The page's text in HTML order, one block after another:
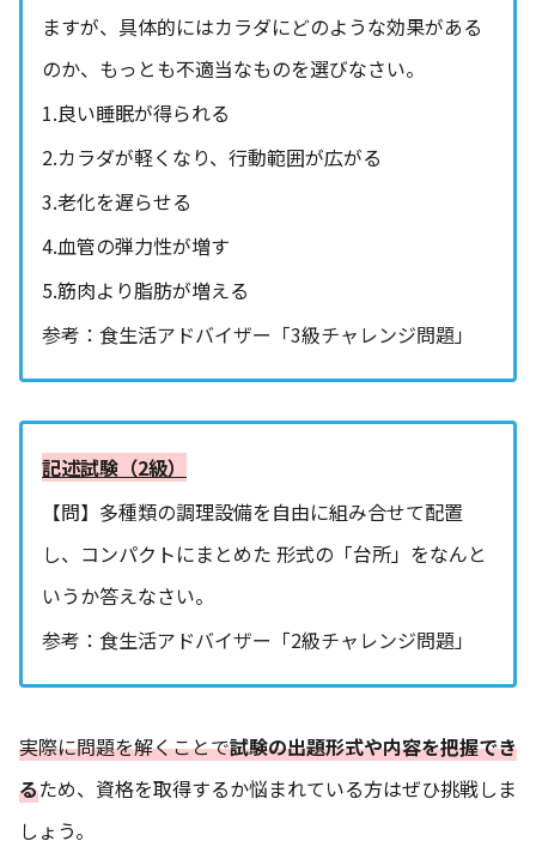
ますが、具体的にはカラダにどのような効果がある
のか、もっとも不適当なものを選びなさい。
1.良い睡眠が得られる
2.カラダが軽くなり、行動範囲が広がる
3.老化を遅らせる
4.血管の弾力性が増す
5.筋肉より脂肪が増える
参考：食生活アドバイザー「3級チャレンジ問題」
記述試験（2級）
【問】多種類の調理設備を自由に組み合せて配置
し、コンパクトにまとめた 形式の「台所」をなんと
いうか答えなさい。
参考：食生活アドバイザー「2級チャレンジ問題」
実際に問題を解くことで試験の出題形式や内容を把握でき
るため、資格を取得するか悩まれている方はぜひ挑戦しま
しょう。